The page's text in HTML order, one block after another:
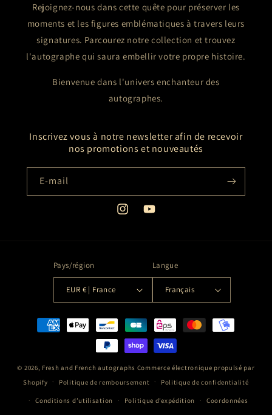
Rejoignez-nous dans cette quête pour préserver les
moments et les figures emblématiques à travers leurs
signatures. Parcourez notre collection et trouvez
l'autographe qui saura embellir votre propre histoire.
Bienvenue dans l'univers enchanteur des
autographes.
Inscrivez vous à notre newsletter afin de recevoir
nos promotions et nouveautés
E-mail
InstagramYouTube
Pays/région
EUR € | France
Langue
Français
Moyens
© 2026, Fresh and French autographs Commerce électronique propulsé par
Shopify
Politique de remboursement Politique de confidentialité
Conditions d’utilisation Politique d’expédition Coordonnées